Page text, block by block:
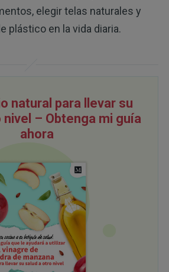
elegir telas naturales y
plástico en la vida diaria.
natural para llevar su
– Obtenga mi guía
ahora